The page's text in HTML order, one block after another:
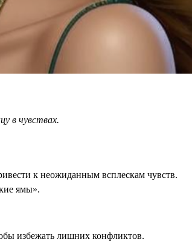
в чувствах.
к неожиданным всплескам чувств.
ямы».
избежать лишних конфликтов.